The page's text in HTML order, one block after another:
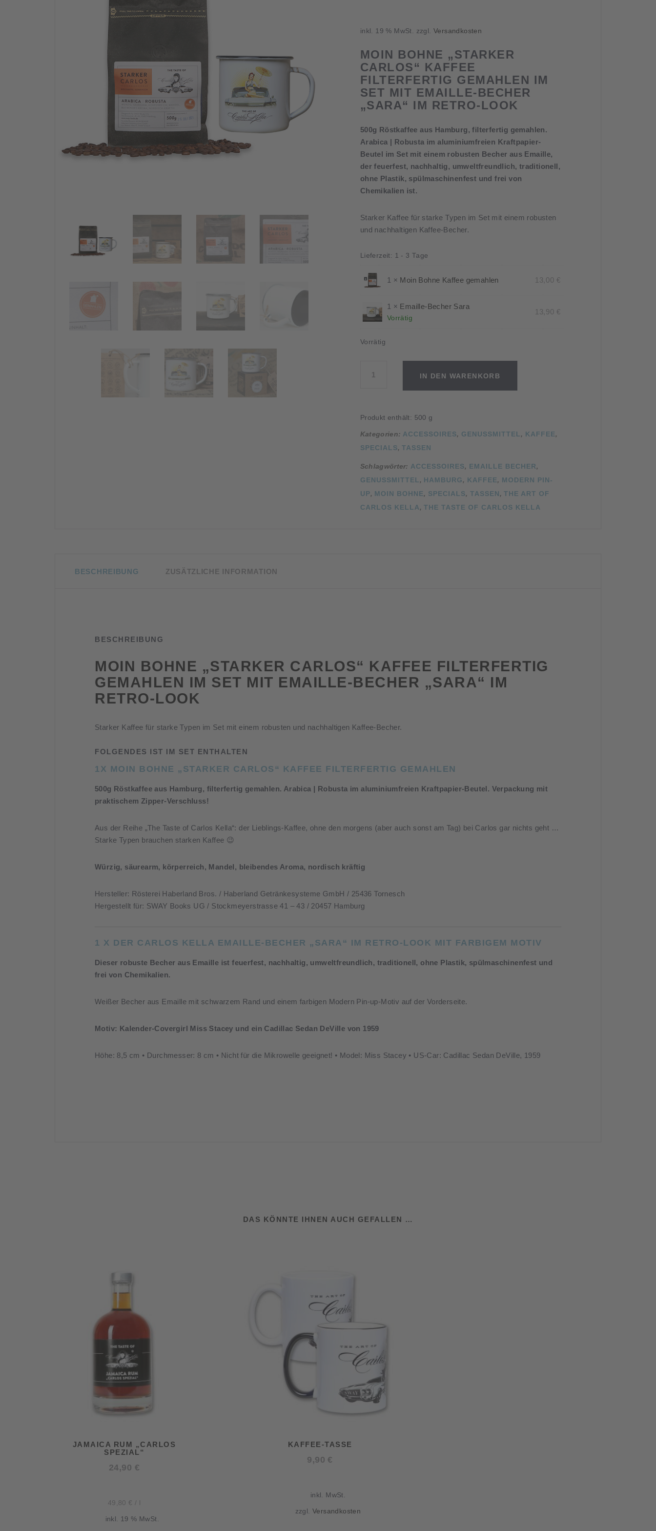
inkl. 19 % MwSt. zzgl.Versandkosten
MOIN BOHNE „STARKER
CARLOS“ KAFFEE
FILTERFERTIG GEMAHLEN IM
SET MIT EMAILLE-BECHER
„SARA“ IM RETRO-LOOK
500g Röstkaffee aus Hamburg, filterfertig gemahlen.
Arabica | Robusta im aluminiumfreien Kraftpapier-
Beutel im Set mit einem robusten Becher aus Emaille,
der feuerfest, nachhaltig, umweltfreundlich, traditionell,
ohne Plastik, spülmaschinenfest und frei von
Chemikalien ist.
Starker Kaffee für starke Typen im Set mit einem robusten
und nachhaltigen Kaffee-Becher.
Lieferzeit: 1 - 3 Tage
1 × Moin Bohne Kaffee gemahlen 13,00 €
1 × Emaille-Becher Sara
Vorrätig
13,90 €
Vorrätig
Carlos"
im
Emaille-
Becher
"Sara"
IN DEN WARENKORB
Produkt enthält: 500 g
Kategorien: ACCESSOIRES, GENUSSMITTEL , KAFFEE,
SPECIALS,TASSEN
Schlagwörter: ACCESSOIRES, EMAILLE BECHER,
GENUSSMITTEL , HAMBURG, KAFFEE, MODERN PIN-
UP, MOIN BOHNE, SPECIALS, TASSEN,THE ART OF
CARLOS KELLA,THE TASTE OF CARLOS KELLA
BESCHREIBUNG ZUSÄTZLICHE INFORMATION
BESCHREIBUNG
MOIN BOHNE „STARKER CARLOS“ KAFFEE FILTERFERTIG
GEMAHLEN IM SET MIT EMAILLE-BECHER „SARA“ IM
RETRO-LOOK
Starker Kaffee für starke Typen im Set mit einem robusten und nachhaltigen Kaffee-Becher.
FOLGENDES IST IM SET ENTHALTEN
1X MOIN BOHNE „STARKER CARLOS“ KAFFEE FILTERFERTIG GEMAHLEN
500g Röstkaffee aus Hamburg, filterfertig gemahlen. Arabica | Robusta im aluminiumfreien Kraftpapier-Beutel. Verpackung mit
praktischem Zipper-Verschluss!
Aus der Reihe „The Taste of Carlos Kella“: der Lieblings-Kaffee, ohne den morgens (aber auch sonst am Tag) bei Carlos gar nichts geht …
Starke Typen brauchen starken Kaffee 😉
Würzig, säurearm, körperreich, Mandel, bleibendes Aroma, nordisch kräftig
Hersteller: Rösterei Haberland Bros. / Haberland Getränkesysteme GmbH / 25436 Tornesch
Hergestellt für: SWAY Books UG / Stockmeyerstrasse 41 – 43 / 20457 Hamburg
1 X DER CARLOS KELLA EMAILLE-BECHER „SARA“ IM RETRO-LOOK MIT FARBIGEM MOTIV
Dieser robuste Becher aus Emaille ist feuerfest, nachhaltig, umweltfreundlich, traditionell, ohne Plastik, spülmaschinenfest und
frei von Chemikalien.
Weißer Becher aus Emaille mit schwarzem Rand und einem farbigen Modern Pin-up-Motiv auf der Vorderseite.
Motiv: Kalender-Covergirl Miss Stacey und ein Cadillac Sedan DeVille von 1959
Höhe: 8,5 cm • Durchmesser: 8 cm • Nicht für die Mikrowelle geeignet! • Model: Miss Stacey • US-Car: Cadillac Sedan DeVille, 1959
DAS KÖNNTE IHNEN AUCH GEFALLEN …
JAMAICA RUM „CARLOS
SPEZIAL“
24,90 €
49,80 € /
inkl. 19 % MwSt.
KAFFEE-TASSE
9,90 €
inkl. MwSt.
zzgl.Versandkosten